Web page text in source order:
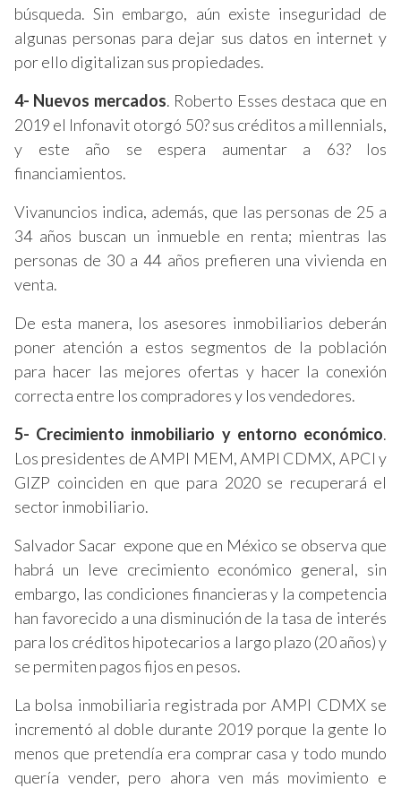
búsqueda. Sin embargo, aún existe inseguridad de
algunas personas para dejar sus datos en internet y
por ello digitalizan sus propiedades.
4- Nuevos mercados. Roberto Esses destaca que en
2019 el Infonavit otorgó 50? sus créditos a millennials,
y este año se espera aumentar a 63? los
financiamientos.
Vivanuncios indica, además, que las personas de 25 a
34 años buscan un inmueble en renta; mientras las
personas de 30 a 44 años prefieren una vivienda en
venta.
De esta manera, los asesores inmobiliarios deberán
poner atención a estos segmentos de la población
para hacer las mejores ofertas y hacer la conexión
correcta entre los compradores y los vendedores.
5- Crecimiento inmobiliario y entorno económico.
Los presidentes de AMPI MEM, AMPI CDMX, APCI y
GIZP coinciden en que para 2020 se recuperará el
sector inmobiliario.
Salvador Sacar expone que en México se observa que
habrá un leve crecimiento económico general, sin
embargo, las condiciones financieras y la competencia
han favorecido a una disminución de la tasa de interés
para los créditos hipotecarios a largo plazo (20 años) y
se permiten pagos fijos en pesos.
La bolsa inmobiliaria registrada por AMPI CDMX se
incrementó al doble durante 2019 porque la gente lo
menos que pretendía era comprar casa y todo mundo
quería vender, pero ahora ven más movimiento e